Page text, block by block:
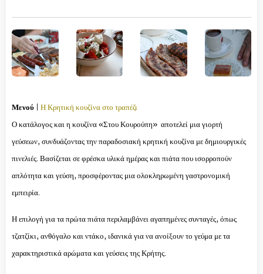
Μενού
Η Κρητική κουζίνα στο τραπέζι
Ο κατάλογος και η κουζίνα «Στου Κουρούπη» αποτελεί μια γιορτή
γεύσεων, συνδυάζοντας την παραδοσιακή κρητική κουζίνα με δημιουργικές
πινελιές. Βασίζεται σε φρέσκα υλικά ημέρας και πιάτα που ισορροπούν
απλότητα και γεύση, προσφέροντας μια ολοκληρωμένη γαστρονομική
εμπειρία.
Η επιλογή για τα πρώτα πιάτα περιλαμβάνει αγαπημένες συνταγές, όπως
τζατζίκι, ανθόγαλο και ντάκο, ιδανικά για να ανοίξουν το γεύμα με τα
χαρακτηριστικά αρώματα και γεύσεις της Κρήτης.